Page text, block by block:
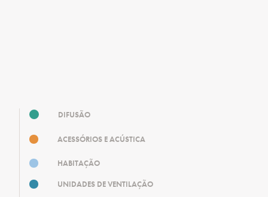
DIFUSÃO
ACESSÓRIOS E ACÚSTICA
HABITAÇÃO
UNIDADES DE VENTILAÇÃO